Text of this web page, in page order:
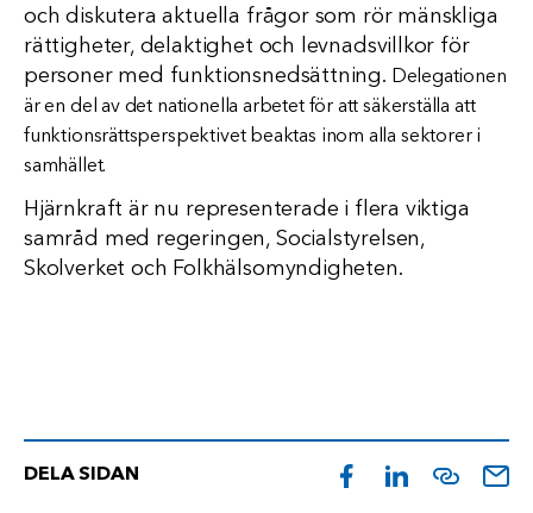
och diskutera aktuella frågor som rör mänskliga
rättigheter, delaktighet och levnadsvillkor för
personer med funktionsnedsättning. Delegationen
är en del av det nationella arbetet för att säkerställa att
funktionsrättsperspektivet beaktas inom alla sektorer i
samhället.
Hjärnkraft är nu representerade i flera viktiga
samråd med regeringen, Socialstyrelsen,
Skolverket och Folkhälsomyndigheten.
DELA SIDAN